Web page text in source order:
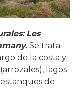
Les
Se trata
de la costa y
lagos
estanques de